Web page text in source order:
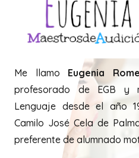
Me llamo Eugenia
profesorado de EGB y
Lenguaje desde el año
Camilo José Cela de
preferente de alumnado